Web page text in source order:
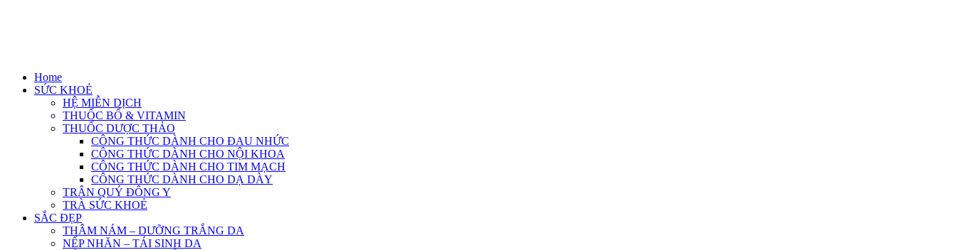
Home
SỨC KHOẺ
HỆ MIỄN DỊCH
THUỐC BỔ & VITAMIN
THUỐC DƯỢC THẢO
CÔNG THỨC DÀNH CHO ĐAU NHỨC
CÔNG THỨC DÀNH CHO NỘI KHOA
CÔNG THỨC DÀNH CHO TIM MẠCH
CÔNG THỨC DÀNH CHO DẠ DÀY
TRÂN QUÝ ĐÔNG Y
TRÀ SỨC KHOẺ
SẮC ĐẸP
THÂM NÁM – DƯỠNG TRẮNG DA
NẾP NHĂN – TÁI SINH DA